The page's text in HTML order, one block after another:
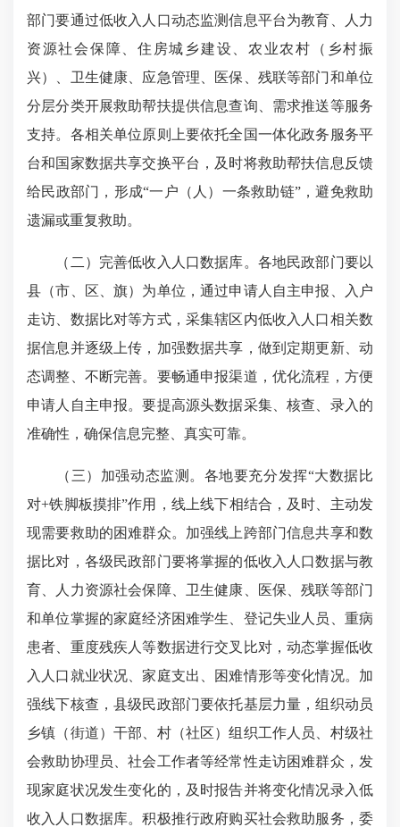
部门要通过低收入人口动态监测信息平台为教育、人力
资源社会保障、住房城乡建设、农业农村（乡村振
兴）、卫生健康、应急管理、医保、残联等部门和单位
分层分类开展救助帮扶提供信息查询、需求推送等服务
支持。各相关单位原则上要依托全国一体化政务服务平
台和国家数据共享交换平台，及时将救助帮扶信息反馈
给民政部门，形成“一户（人）一条救助链”，避免救助
遗漏或重复救助。
（二）完善低收入人口数据库。各地民政部门要以
县（市、区、旗）为单位，通过申请人自主申报、入户
走访、数据比对等方式，采集辖区内低收入人口相关数
据信息并逐级上传，加强数据共享，做到定期更新、动
态调整、不断完善。要畅通申报渠道，优化流程，方便
申请人自主申报。要提高源头数据采集、核查、录入的
准确性，确保信息完整、真实可靠。
（三）加强动态监测。各地要充分发挥“大数据比
对+铁脚板摸排”作用，线上线下相结合，及时、主动发
现需要救助的困难群众。加强线上跨部门信息共享和数
据比对，各级民政部门要将掌握的低收入人口数据与教
育、人力资源社会保障、卫生健康、医保、残联等部门
和单位掌握的家庭经济困难学生、登记失业人员、重病
患者、重度残疾人等数据进行交叉比对，动态掌握低收
入人口就业状况、家庭支出、困难情形等变化情况。加
强线下核查，县级民政部门要依托基层力量，组织动员
乡镇（街道）干部、村（社区）组织工作人员、村级社
会救助协理员、社会工作者等经常性走访困难群众，发
现家庭状况发生变化的，及时报告并将变化情况录入低
收入人口数据库。积极推行政府购买社会救助服务，委